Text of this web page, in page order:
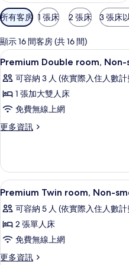
可
用
的
客
房
篩
選
條
所有客房 1 張床 2 張床 3 張床
顯示 16 間客房 (共 16 間)
顯
示
Premium
Double
room,
Non-
Building
Floor])
的
所
有
相
片
4
Premium Double room,
可容納 3 人 (依實際入住人數計
1 張加大雙人床
免費無線上網
更多資訊
更
room,
Non-
smoking
Building
Floor])
詳
情
顯
示
Premium
Twin
room,
Non-
5
Premium Twin room, Non-
可容納 5 人 (依實際入住人數計
2 張單人床
免費無線上網
更多資訊
更